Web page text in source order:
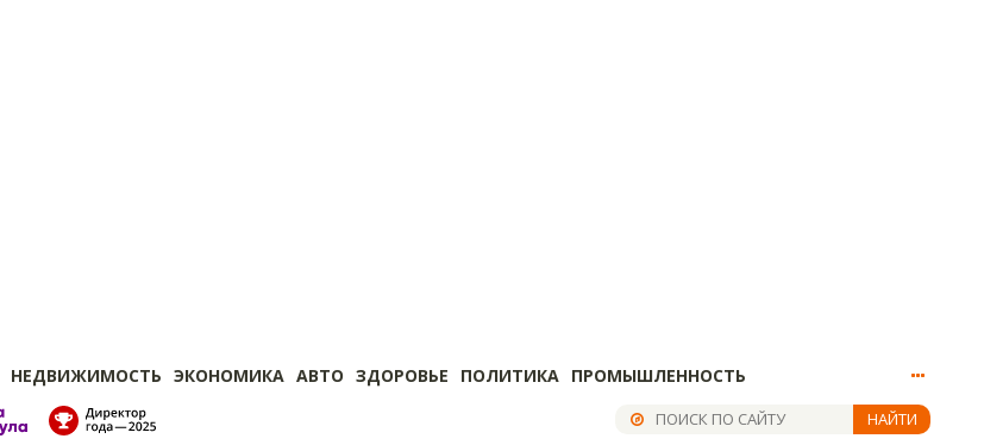
НЕДВИЖИМОСТЬ ЭКОНОМИКА АВТО ЗДОРОВЬЕ ПОЛИТИКА ПРОМЫШЛЕННОСТЬ
НАЙТИ